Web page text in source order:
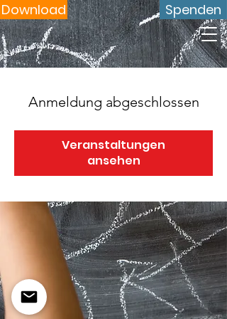
Download Spenden
Anmeldung abgeschlossen
Veranstaltungen
ansehen